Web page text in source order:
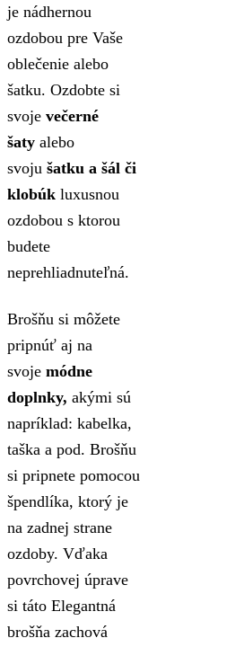
je nádhernou
ozdobou pre Vaše
oblečenie alebo
šatku. Ozdobte si
svoje večerné
šaty alebo
svoju šatku a šál či
klobúk luxusnou
ozdobou s ktorou
budete
neprehliadnuteľná.
Brošňu si môžete
pripnúť aj na
svoje módne
doplnky, akými sú
napríklad: kabelka,
taška a pod. Brošňu
si pripnete pomocou
špendlíka, ktorý je
na zadnej strane
ozdoby. Vďaka
povrchovej úprave
si táto Elegantná
brošňa zachová